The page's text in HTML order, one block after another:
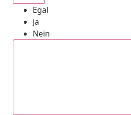
Egal
Ja
Nein